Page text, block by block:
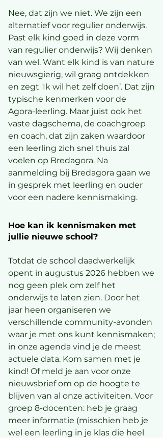
Nee, dat zijn we niet. We zijn een
alternatief voor regulier onderwijs.
Past elk kind goed in deze vorm
van regulier onderwijs? Wij denken
van wel. Want elk kind is van nature
nieuwsgierig, wil graag ontdekken
en zegt 'Ik wil het zelf doen’. Dat zijn
typische kenmerken voor de
Agora-leerling. Maar juist ook het
vaste dagschema, de coachgroep
en coach, dat zijn zaken waardoor
een leerling zich snel thuis zal
voelen op Bredagora. Na
aanmelding bij Bredagora gaan we
in gesprek met leerling en ouder
voor een nadere kennismaking.
Hoe kan ik kennismaken met
jullie nieuwe school?
Totdat de school daadwerkelijk
opent in augustus 2026 hebben we
nog geen plek om zelf het
onderwijs te laten zien. Door het
jaar heen organiseren we
verschillende community-avonden
waar je met ons kunt kennismaken;
in onze agenda vind je de meest
actuele data. Kom samen met je
kind! Of meld je aan voor onze
nieuwsbrief om op de hoogte te
blijven van al onze activiteiten. Voor
groep 8-docenten: heb je graag
meer informatie (misschien heb je
wel een leerling in je klas die heel